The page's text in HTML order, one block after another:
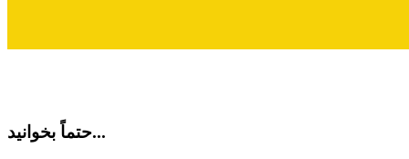
حتماً بخوانید...